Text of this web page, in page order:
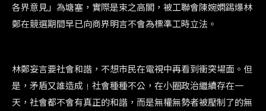
各界意見」為塘塞，實際是束之高閣，被工聯會陳婉嫻踢爆林
鄭在競選期間早已向商界明言不會為標準工時立法。
林鄭妄言要社會和諧，不想市民在電視中再看到衝突場面。但
是，矛盾又誰造成﹗社會種種不公，在小圈政治繼續存在一
天，社會都不會有真正的和諧，而是無權無勢者被壓制了的無